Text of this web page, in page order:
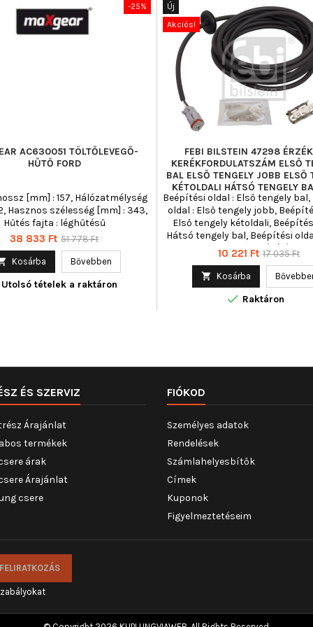
-25%
AC630051 TÖLTŐLEVEGŐ-
HŰTŐ FORD
[mm] : 157, Hálózatmélység
Hasznos szélesség [mm] : 343,
Hűtés fajta : léghűtésű
Ár
38 833 Ft Normál
51 778 Ft
Kosárba Bővebben
tételek a raktáron
Új
Akciós!
FEBI BILSTEIN 47298
KERÉKFORDULATSZÁM ELSŐ
BAL ELSŐ TENGELY JOBB ELSŐ
KÉTOLDALI HÁTSÓ TENGELY
Beépítési oldal : Első tengely
oldal : Első tengely jobb,
Első tengely kétoldali,
Hátsó tengely bal, Beépítési
tengely jobb, Beépítési
hátsótengely, kétoldali,
száma : 2, Ellenállás [ohm] :
[mm] : 4400, Kábelhossz [mm]
Kiegészítő cikk/kiegészítő info :
Ár
10 221 Ft Normál
17 035 Ft
 Kosárba
 Raktáron
ÉS SZERVIZ
Árajánlat
termékek
árak
Árajánlat
csere
FIÓKOD
Személyes adatok
Rendelések
Számlahelyesbítők
Címek
Kuponok
Figyelmeztetéseim